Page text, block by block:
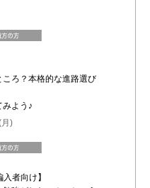
ろ？本格的な進路選び
みよう♪
)
者向け】